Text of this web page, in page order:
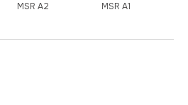
MSR A2 MSR A1